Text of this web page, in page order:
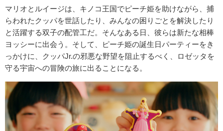
マリオとルイージは、キノコ王国でピーチ姫を助けながら、捕
らわれたクッパを世話したり、みんなの困りごとを解決したり
と活躍する双子の配管工だ。そんなある日、彼らは新たな相棒
ヨッシーに出会う。そして、ピーチ姫の誕生日パーティーをき
っかけに、クッパJr.の邪悪な野望を阻止するべく、ロゼッタを
守る宇宙への冒険の旅に出ることになる。